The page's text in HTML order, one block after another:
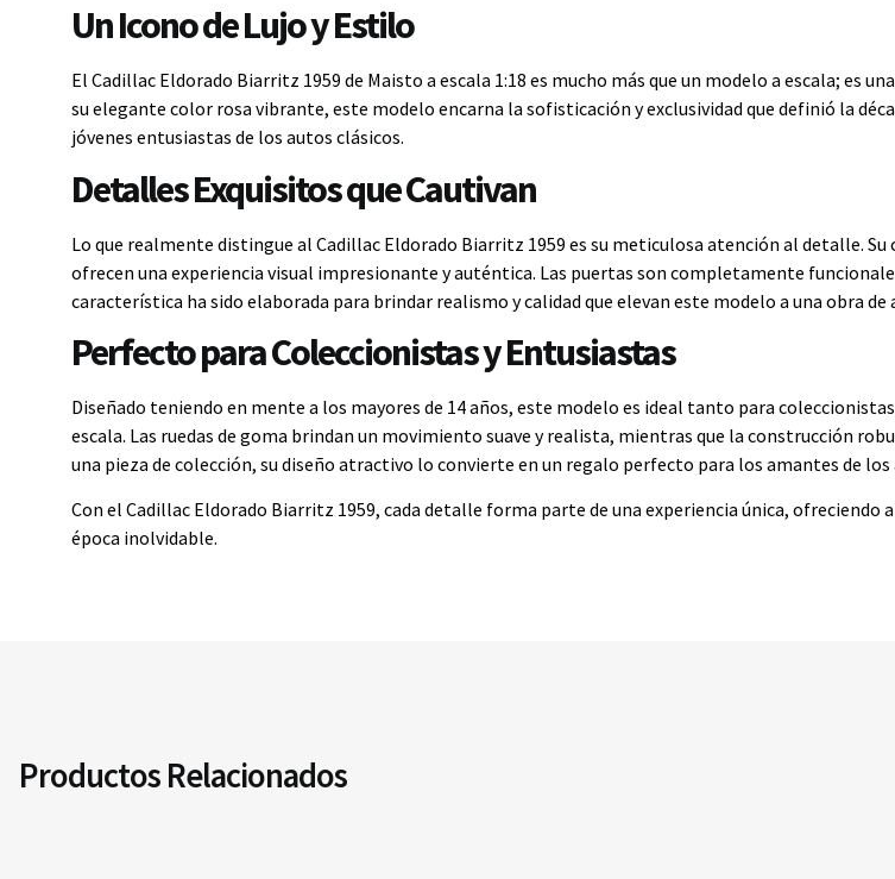
Un Icono de Lujo y Estilo
El Cadillac Eldorado Biarritz 1959 de Maisto a escala 1:18 es mucho más que un modelo a escala; es
su elegante color rosa vibrante, este modelo encarna la sofisticación y exclusividad que definió la
jóvenes entusiastas de los autos clásicos.
Detalles Exquisitos que Cautivan
Lo que realmente distingue al Cadillac Eldorado Biarritz 1959 es su meticulosa atención al detalle.
ofrecen una experiencia visual impresionante y auténtica. Las puertas son completamente
característica ha sido elaborada para brindar realismo y calidad que elevan este modelo a una obra de
Perfecto para Coleccionistas y Entusiastas
Diseñado teniendo en mente a los mayores de 14 años, este modelo es ideal tanto para
escala. Las ruedas de goma brindan un movimiento suave y realista, mientras que la construcción
una pieza de colección, su diseño atractivo lo convierte en un regalo perfecto para los amantes de
Con el Cadillac Eldorado Biarritz 1959, cada detalle forma parte de una experiencia única,
época inolvidable.
Productos Relacionados